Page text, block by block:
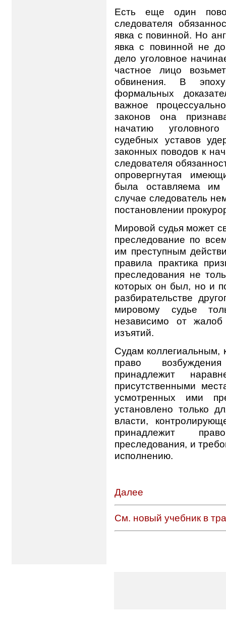
Есть еще один
следователя
явка с повинной. Но
явка с повинной не
дело уголовное
частное лицо
обвинения. В
формальных
важное
законов она
начатию
судебных уставов
законных поводов к
следователя
опровергнутая
была оставляема им
случае следователь
постановлении
Мировой судья может
преследование по
им преступным
правила практика
преследования не
которых он был, но и
разбирательстве
мировому судье
независимо от
изъятий.
Судам коллегиальным,
право
принадлежит
присутственными
усмотренных ими
установлено только
власти,
принадлежит
преследования, и
исполнению.
Далее
См. новый учебник в